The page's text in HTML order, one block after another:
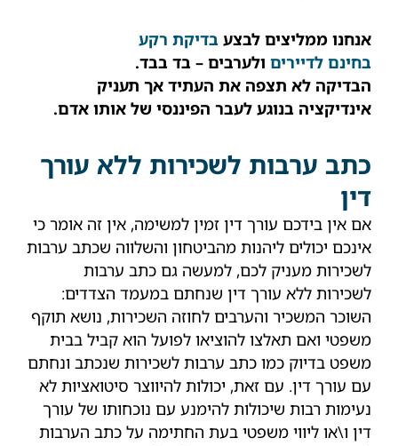
אנחנו ממליצים לבצע בדיקת רקע
בחינם לדיירים ולערבים – בד בבד.
הבדיקה לא תצפה את העתיד אך תעניק
אינדיקציה בנוגע לעבר הפיננסי של אותו אדם.
כתב ערבות לשכירות ללא עורך
דין
אם אין בידכם עורך דין זמין למשימה, אין זה אומר כי
אינכם יכולים ליהנות מהביטחון והשלווה שכתב ערבות
לשכירות מעניק לכם, למעשה גם כתב ערבות
לשכירות ללא עורך דין שנחתם במעמד הצדדים:
השוכר המשכיר והערבים לחוזה השכירות, נושא תוקף
משפטי ואם תאלצו להוציאו לפועל הוא קביל בבית
משפט בדיוק כמו כתב ערבות לשכירות שנכתב ונחתם
עם עורך דין. עם זאת, יכולות להיווצר סיטואציות לא
נעימות רבות שיכולות להימנע עם נוכחותו של עורך
דין ו\או ליווי משפטי בעת החתימה על כתב הערבות